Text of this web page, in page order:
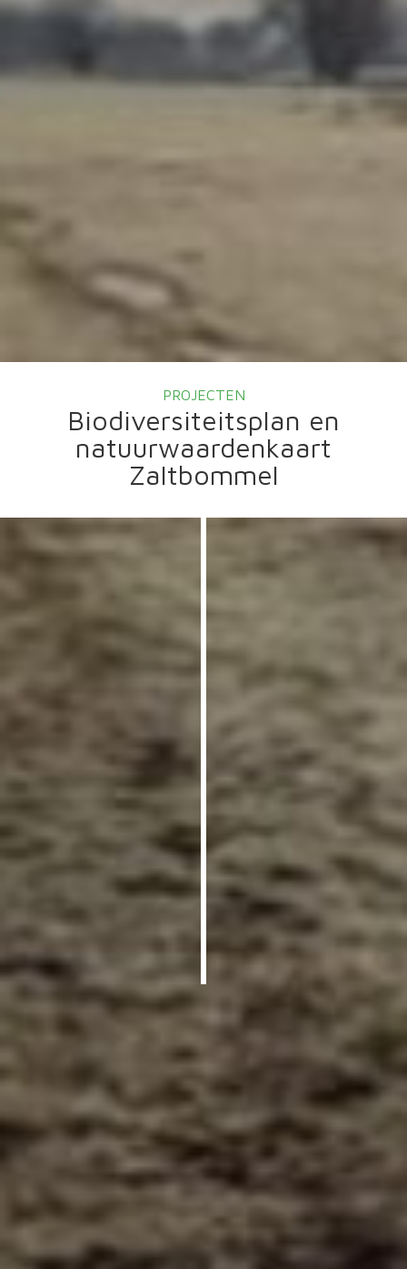
PROJECTEN
Biodiversiteitsplan en
natuurwaardenkaart
Zaltbommel